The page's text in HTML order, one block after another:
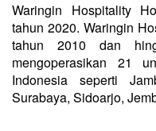
Waringin Hospitality
tahun 2020. Waringin
tahun 2010 dan
mengoperasikan 21
Indonesia seperti
Surabaya, Sidoarjo,